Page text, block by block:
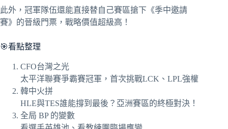
此外，冠軍隊伍還能直接替自己賽區搶下《季中邀請
賽》的晉級門票，戰略價值超級高！
🎯看點整理
CFO台灣之光
太平洋聯賽爭霸賽冠軍，首次挑戰LCK、LPL強權
韓中火拼
HLE與TES誰能撐到最後？亞洲賽區的終極對決！
全局 BP 的變數